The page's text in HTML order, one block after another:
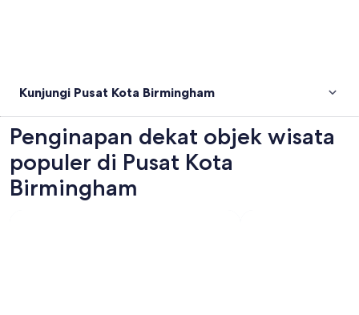
Kunjungi Pusat Kota Birmingham
Penginapan dekat objek wisata
populer di Pusat Kota
Birmingham